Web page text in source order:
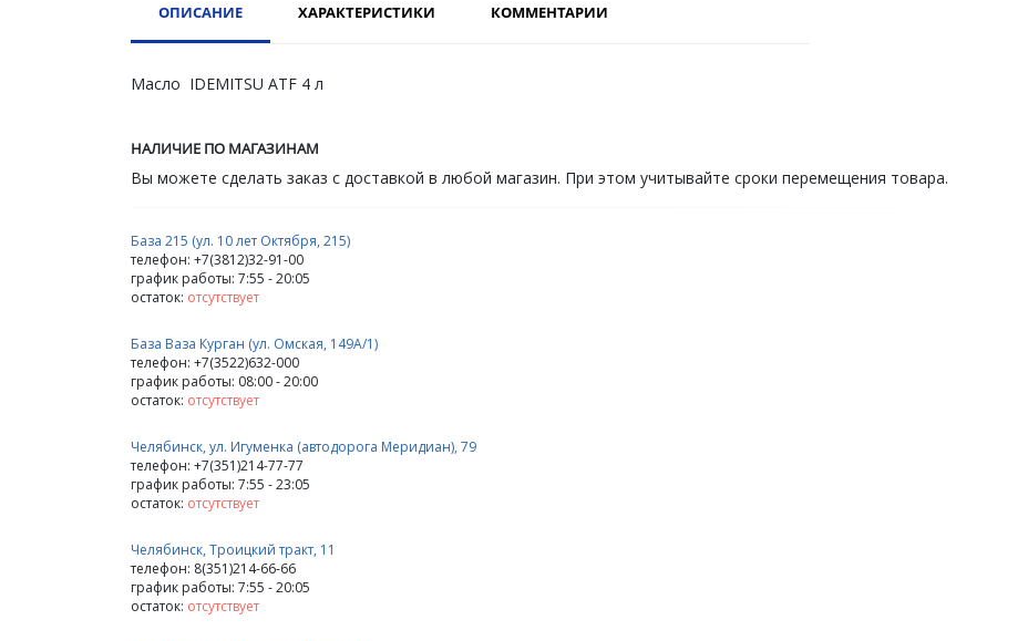
ОПИСАНИЕ ХАРАКТЕРИСТИКИ КОММЕНТАРИИ
Масло IDEMITSU ATF 4 л
НАЛИЧИЕ ПО МАГАЗИНАМ
Вы можете сделать заказ с доставкой в любой магазин. При этом учитывайте сроки перемещения товара.
База 215 (ул. 10 лет Октября, 215)
телефон: +7(3812)32-91-00
график работы: 7:55 - 20:05
остаток: отсутствует
База Ваза Курган (ул. Омская, 149А/1)
телефон: +7(3522)632-000
график работы: 08:00 - 20:00
остаток: отсутствует
Челябинск, ул. Игуменка (автодорога Меридиан), 79
телефон: +7(351)214-77-77
график работы: 7:55 - 23:05
остаток: отсутствует
Челябинск, Троицкий тракт, 11
телефон: 8(351)214-66-66
график работы: 7:55 - 20:05
остаток: отсутствует